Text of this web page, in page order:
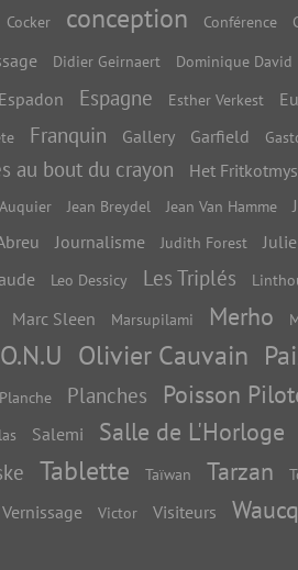
Cocker conception Conférence
Didier Geirnaert Dominique David
Espadon Espagne Esther Verkest
Franquin Gallery Garfield
au bout du crayon Het
Jean Breydel Jean Van Hamme
Journalisme Judith Forest
Leo Dessicy Les Triplés
Marc Sleen Marsupilami Merho
O.N.U Olivier Cauvain
Planche Planches Poisson
Salemi Salle de L'Horloge
Tablette Taïwan Tarzan
Vernissage Victor Visiteurs